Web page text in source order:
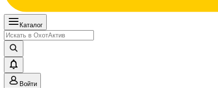
Каталог
Войти